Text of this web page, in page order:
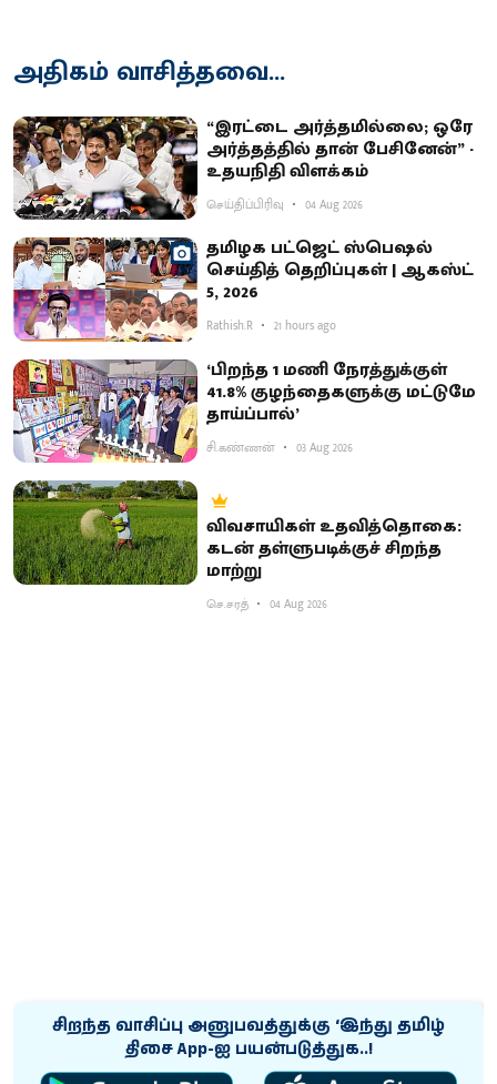
அதிகம் வாசித்தவை...
“இரட்டை அர்த்தமில்லை; ஒரே
அர்த்தத்தில் தான் பேசினேன்” -
உதயநிதி விளக்கம்
செய்திப்பிரிவு 04 Aug 2026
தமிழக பட்ஜெட் ஸ்பெஷல்
செய்தித் தெறிப்புகள் | ஆகஸ்ட்
5, 2026
Rathish.R 21 hours ago
‘பிறந்த 1 மணி நேரத்துக்குள்
41.8% குழந்தைகளுக்கு மட்டுமே
தாய்ப்பால்’
சி.கண்ணன் 03 Aug 2026
விவசாயிகள் உதவித்தொகை:
கடன் தள்ளுபடிக்குச் சிறந்த
மாற்று
செ.சரத் 04 Aug 2026
சிறந்த வாசிப்பு அனுபவத்துக்கு ‘இந்து தமிழ்
திசை App-ஐ பயன்படுத்துக..!